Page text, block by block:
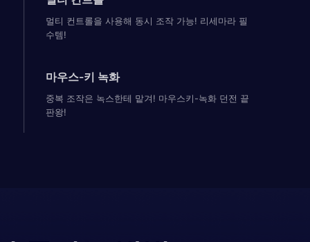
멀티 컨트롤을 사용해 동시 조작 가능! 리세마라 필
수템!
마우스-키 녹화
중복 조작은 녹스한테 맡겨! 마우스키-녹화 던전 끝
판왕!